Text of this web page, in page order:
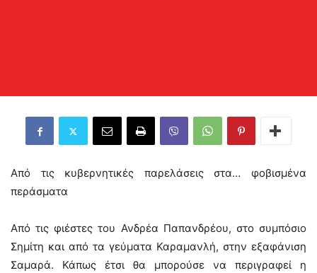
Από τις κυβερνητικές παρελάσεις στα… φοβισμένα
περάσματα
Από τις φιέστες του Ανδρέα Παπανδρέου, στο συμπόσιο
Σημίτη και από τα γεύματα Καραμανλή, στην εξαφάνιση
Σαμαρά. Κάπως έτσι θα μπορούσε να περιγραφεί η